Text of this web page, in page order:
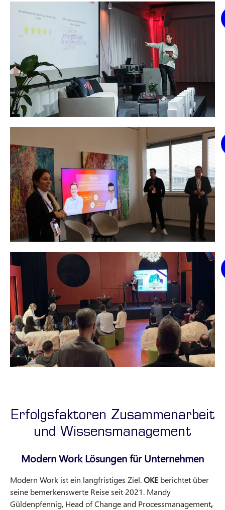
Martin Holzendorf und Lucas Klein stellen einen Chatbot für
Anni Schlosser, Information Technology Service Delivery
Thomas Janzen und Thomas Simon von Dr. Dienst & Partner
Erfolgsfaktoren Zusammenarbeit
und Wissensmanagement
Modern Work Lösungen für Unternehmen
Modern Work ist ein langfristiges Ziel.OKE berichtet über
seine bemerkenswerte Reise seit 2021. Mandy
Güldenpfennig, Head of Change and Processmanagement,